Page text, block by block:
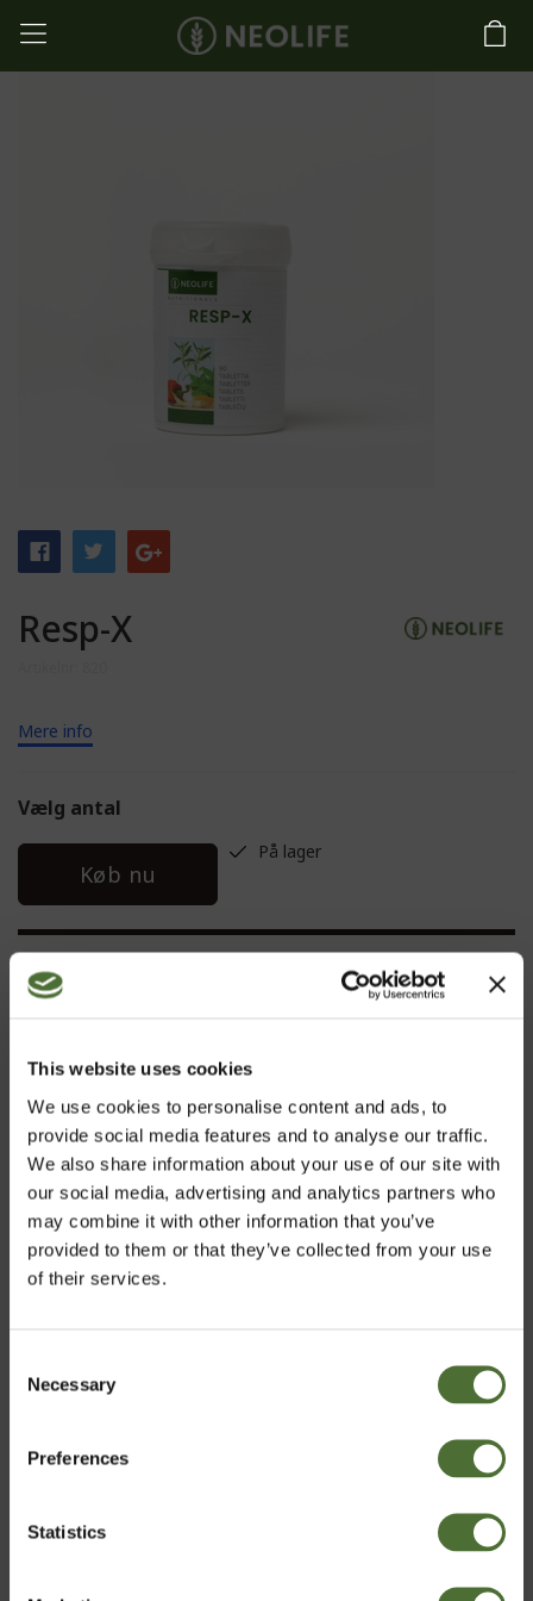
This website uses cookies
We use cookies to personalise content and ads, to
provide social media features and to analyse our traffic.
We also share information about your use of our site with
our social media, advertising and analytics partners who
may combine it with other information that you’ve
provided to them or that they’ve collected from your use
of their services.
Selection
Necessary
Preferences
Statistics
Resp-X
Mere info
Vælg antal
Køb nu
På lager
Det viser sig, at det populære udtryk "morgenmaden er